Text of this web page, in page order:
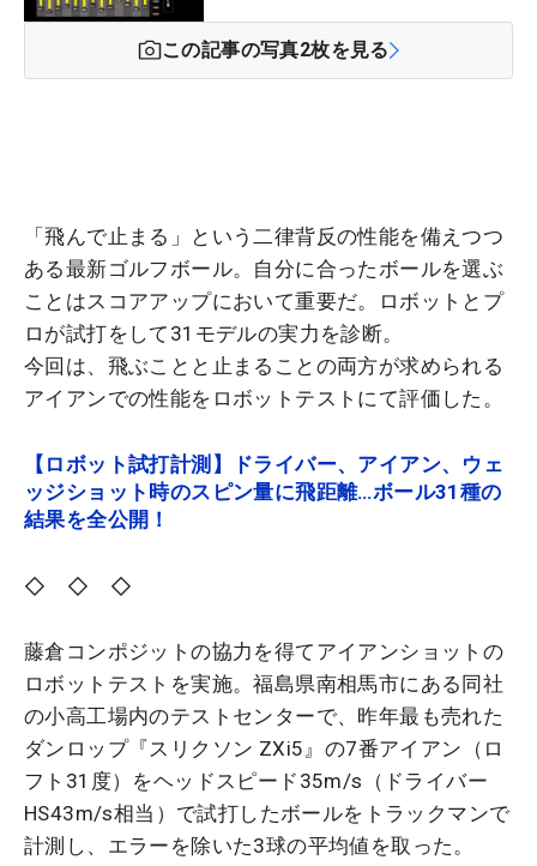
この記事の写真2枚を見る
「飛んで止まる」という二律背反の性能を備えつつ
ある最新ゴルフボール。自分に合ったボールを選ぶ
ことはスコアアップにおいて重要だ。ロボットとプ
ロが試打をして31モデルの実力を診断。
今回は、飛ぶことと止まることの両方が求められる
アイアンでの性能をロボットテストにて評価した。
【ロボット試打計測】ドライバー、アイアン、ウェ
ッジショット時のスピン量に飛距離…ボール31種の
結果を全公開！
◇ ◇ ◇
藤倉コンポジットの協力を得てアイアンショットの
ロボットテストを実施。福島県南相馬市にある同社
の小高工場内のテストセンターで、昨年最も売れた
ダンロップ『スリクソン ZXi5』の7番アイアン（ロ
フト31度）をヘッドスピード35m/s（ドライバー
HS43m/s相当）で試打したボールをトラックマンで
計測し、エラーを除いた3球の平均値を取った。